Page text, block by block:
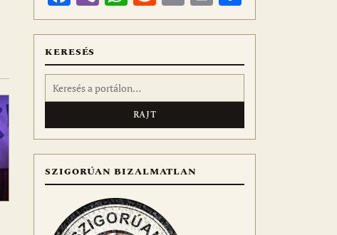
meg
KERESÉS
Keresés:
SZIGORÚAN BIZALMATLAN